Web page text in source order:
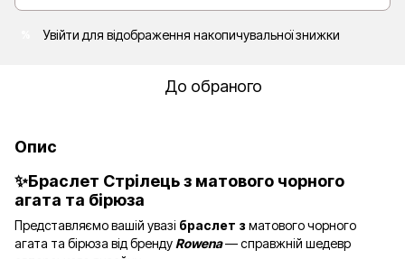
Увійти для відображення накопичувальної знижки
До обраного
Опис
✨Браслет Стрілець з матового чорного
агата та бірюза
Представляємо вашій увазі браслет з матового чорного
агата та бірюза від бренду Rowena— справжній шедевр